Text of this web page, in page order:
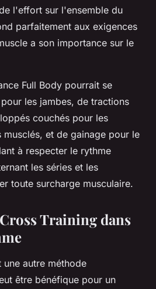
l'effort sur l'ensemble du
parfaitement aux exigences
a son importance sur le
Full Body pourrait se
les jambes, de tractions
couchés pour les
et de gainage pour le
à respecter le rythme
les séries et les
toute surcharge musculaire.
Training dans
une autre méthode
être bénéfique pour un